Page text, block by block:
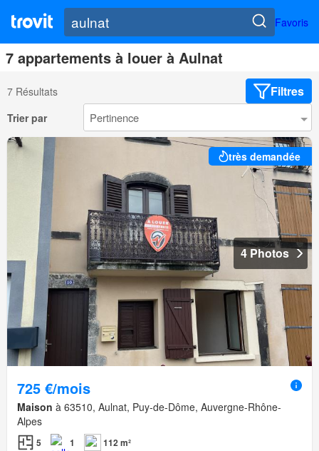
Favoris
7 appartements à louer à Aulnat
7 Résultats Filtres
Trier par
très demandée
4 Photos
725 €/mois
Maison à 63510, Aulnat, Puy-de-Dôme, Auvergne-Rhône-
Alpes
5 1 112 m²